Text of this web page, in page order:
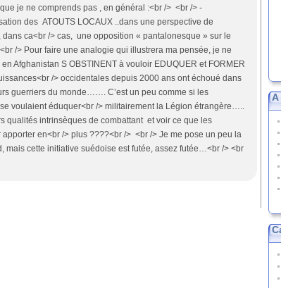
que je ne comprends pas , en général :<br /> <br /> -
des ATOUTS LOCAUX ..dans une perspective de
ca<br /> cas, une opposition « pantalonesque » sur le
/> Pour faire une analogie qui illustrera ma pensée, je ne
Afghanistan S OBSTINENT à vouloir EDUQUER et FORMER
/> occidentales depuis 2000 ans ont échoué dans
guerriers du monde……. C’est un peu comme si les
voulaient éduquer<br /> militairement la Légion étrangère…..
qualités intrinsèques de combattant et voir ce que les
en<br /> plus ????<br /> <br /> Je me pose un peu la
mais cette initiative suédoise est futée, assez futée…<br /> <br
A